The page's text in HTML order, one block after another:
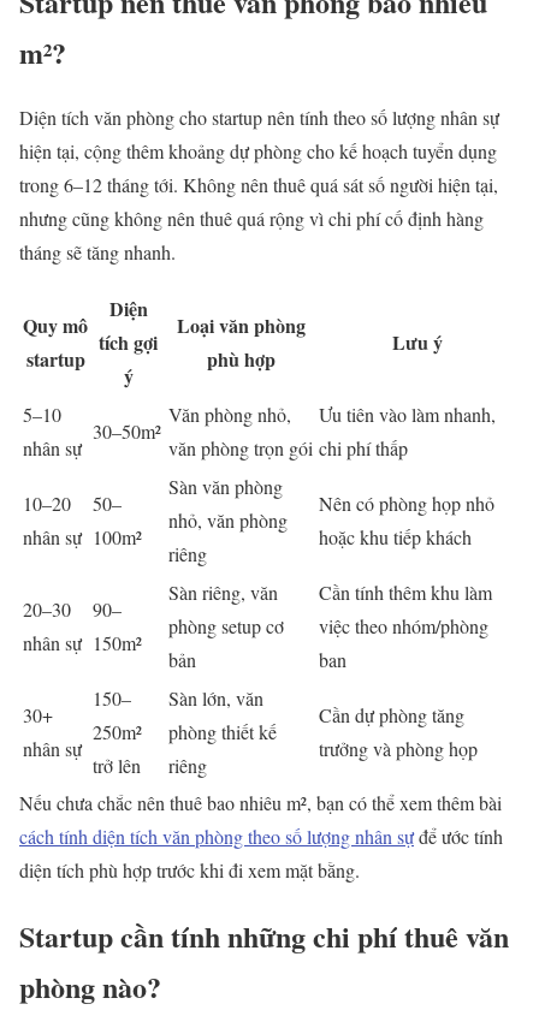
m²?
Diện tích văn phòng cho startup nên tính theo số lượng nhân sự
hiện tại, cộng thêm khoảng dự phòng cho kế hoạch tuyển dụng
trong 6–12 tháng tới. Không nên thuê quá sát số người hiện tại,
nhưng cũng không nên thuê quá rộng vì chi phí cố định hàng
tháng sẽ tăng nhanh.
Quy mô
startup
Diện
tích gợi
ý
Loại văn phòng
phù hợp
Lưu ý
5–10
nhân sự
30–50m²
Văn phòng nhỏ,
văn phòng trọn gói
Ưu tiên vào làm nhanh,
chi phí thấp
10–20
nhân sự
50–
100m²
Sàn văn phòng
nhỏ, văn phòng
riêng
Nên có phòng họp nhỏ
hoặc khu tiếp khách
20–30
nhân sự
90–
150m²
Sàn riêng, văn
phòng setup cơ
bản
Cần tính thêm khu làm
việc theo nhóm/phòng
ban
30+
nhân sự
150–
250m²
trở lên
Sàn lớn, văn
phòng thiết kế
riêng
Cần dự phòng tăng
trưởng và phòng họp
Nếu chưa chắc nên thuê bao nhiêu m², bạn có thể xem thêm bài
cách tính diện tích văn phòng theo số lượng nhân sựđể ước tính
diện tích phù hợp trước khi đi xem mặt bằng.
Startup cần tính những chi phí thuê văn
phòng nào?